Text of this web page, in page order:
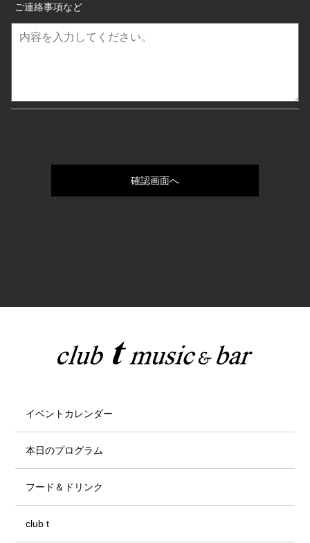
ご連絡事項など
イベントカレンダー
本日のプログラム
フード＆ドリンク
club t